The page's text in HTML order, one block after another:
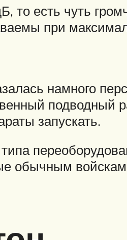
то есть чуть
при
намного
подводный
запускать.
обычным